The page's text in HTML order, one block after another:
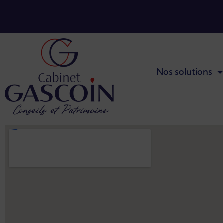
Nos solutions